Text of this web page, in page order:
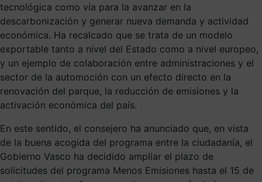
tecnológica como vía para la avanzar en la
descarbonización y generar nueva demanda y actividad
económica. Ha recalcado que se trata de un modelo
exportable tanto a nivel del Estado como a nivel europeo,
y un ejemplo de colaboración entre administraciones y el
sector de la automoción con un efecto directo en la
renovación del parque, la reducción de emisiones y la
activación económica del país.
En este sentido, el consejero ha anunciado que, en vista
de la buena acogida del programa entre la ciudadanía, el
Gobierno Vasco ha decidido ampliar el plazo de
solicitudes del programa Menos Emisiones hasta el 15 de